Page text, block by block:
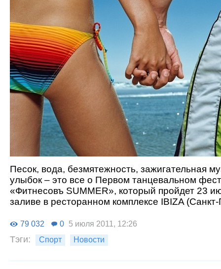
Песок, вода, безмятежность, зажигательная
улыбок – это все о Первом танцевальном
«Фитнесовъ SUMMER», который пройдет 23
заливе в ресторанном комплексе IBIZA (Санкт-
79 032 0 5 июля 2011, 12:26
Тэги: Спорт Новости